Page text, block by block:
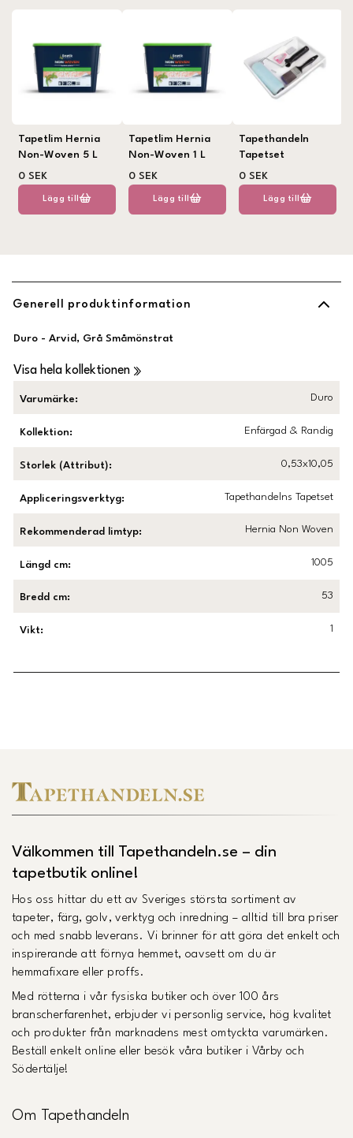
Tapetlim Hernia
Non-Woven 5 L
0 SEK
Lägg till
Tapetlim Hernia
Non-Woven 1 L
0 SEK
Lägg till
Tapethandeln
Tapetset
0 SEK
Lägg till
Generell produktinformation
Duro - Arvid, Grå Småmönstrat
Visa hela kollektionen
Varumärke: Duro
Kollektion: Enfärgad & Randig
Storlek (Attribut): 0,53x10,05
Appliceringsverktyg: Tapethandelns Tapetset
Rekommenderad limtyp: Hernia Non Woven
Längd cm: 1005
Bredd cm: 53
Vikt: 1
Välkommen till Tapethandeln.se – din
tapetbutik online!
Hos oss hittar du ett av Sveriges största sortiment av
tapeter, färg, golv, verktyg och inredning – alltid till bra priser
och med snabb leverans. Vi brinner för att göra det enkelt och
inspirerande att förnya hemmet, oavsett om du är
hemmafixare eller proffs.
Med rötterna i vår fysiska butiker och över 100 års
branscherfarenhet, erbjuder vi personlig service, hög kvalitet
och produkter från marknadens mest omtyckta varumärken.
Beställ enkelt online eller besök våra butiker i Vårby och
Södertälje!
Om Tapethandeln